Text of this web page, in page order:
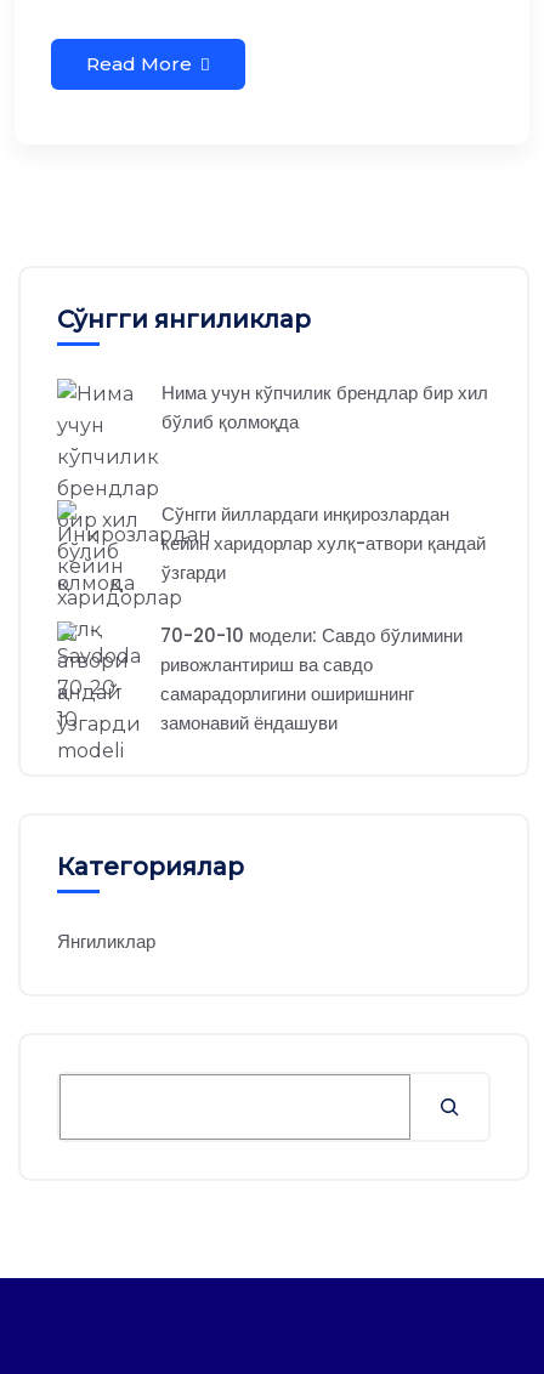
Read More
Сўнгги янгиликлар
Нима учун кўпчилик брендлар бир хил
бўлиб қолмоқда
Сўнгги йиллардаги инқирозлардан
кейин харидорлар хулқ-атвори қандай
ўзгарди
70-20-10 модели: Савдо бўлимини
ривожлантириш ва савдо
самарадорлигини оширишнинг
замонавий ёндашуви
Категориялар
Янгиликлар